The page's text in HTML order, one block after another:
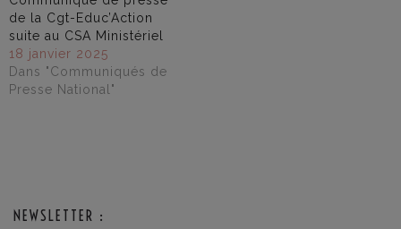
de la Cgt-Educ’Action
suite au CSA Ministériel
18 janvier 2025
Dans "Communiqués de
Presse National"
NEWSLETTER :